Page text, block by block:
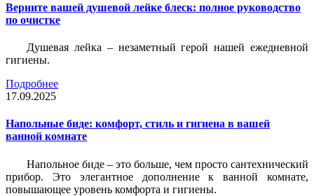
Верните вашей душевой лейке блеск: полное руководство
по очистке
Душевая лейка – незаметный герой нашей ежедневной
гигиены.
Подробнее
17.09.2025
Напольные биде: комфорт, стиль и гигиена в вашей
ванной комнате
Напольное биде – это больше, чем просто сантехнический
прибор. Это элегантное дополнение к ванной комнате,
повышающее уровень комфорта и гигиены.